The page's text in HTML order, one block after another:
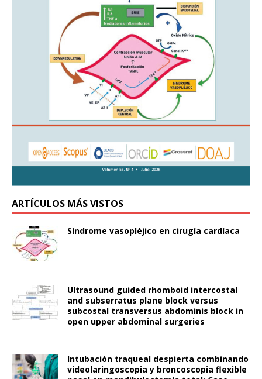
ARTÍCULOS MÁS VISTOS
Síndrome vasopléjico en cirugía cardíaca
Ultrasound guided rhomboid intercostal
and subserratus plane block versus
subcostal transversus abdominis block in
open upper abdominal surgeries
Intubación traqueal despierta combinando
videolaringoscopia y broncoscopia flexible